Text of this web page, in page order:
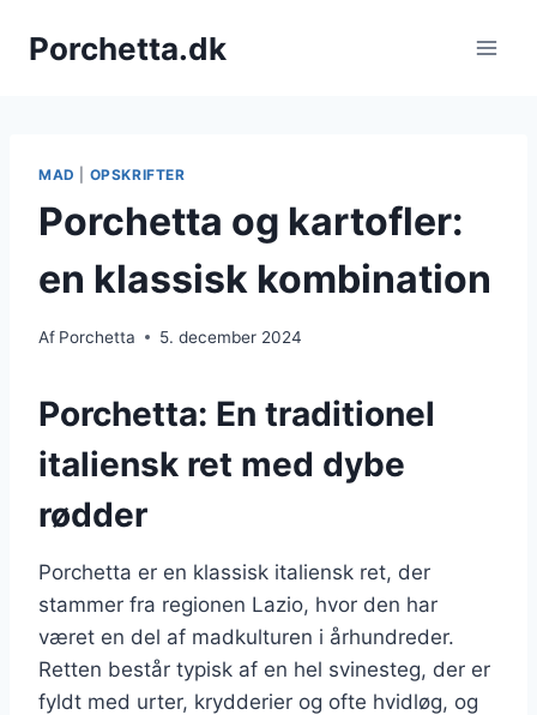
Porchetta.dk
MAD OPSKRIFTER
Porchetta og kartofler:
en klassisk kombination
Af Porchetta 5. december 2024
Porchetta: En traditionel
italiensk ret med dybe
rødder
Porchetta er en klassisk italiensk ret, der
stammer fra regionen Lazio, hvor den har
været en del af madkulturen i århundreder.
Retten består typisk af en hel svinesteg, der er
fyldt med urter, krydderier og ofte hvidløg, og